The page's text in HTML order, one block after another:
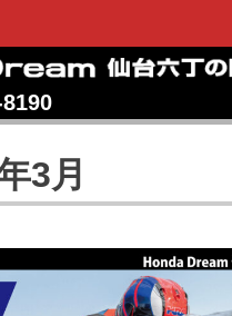
丁の目
バイク専売店
3月